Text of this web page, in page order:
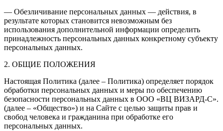
— Обезличивание персональных данных — действия, в
результате которых становится невозможным без
использования дополнительной информации определить
принадлежность персональных данных конкретному субъекту
персональных данных.
2. ОБЩИЕ ПОЛОЖЕНИЯ
Настоящая Политика (далее – Политика) определяет порядок
обработки персональных данных и меры по обеспечению
безопасности персональных данных в ООО «ВЦ ВИЗАРД-С».
(далее – «Общество») и на Сайте с целью защиты прав и
свобод человека и гражданина при обработке его
персональных данных.